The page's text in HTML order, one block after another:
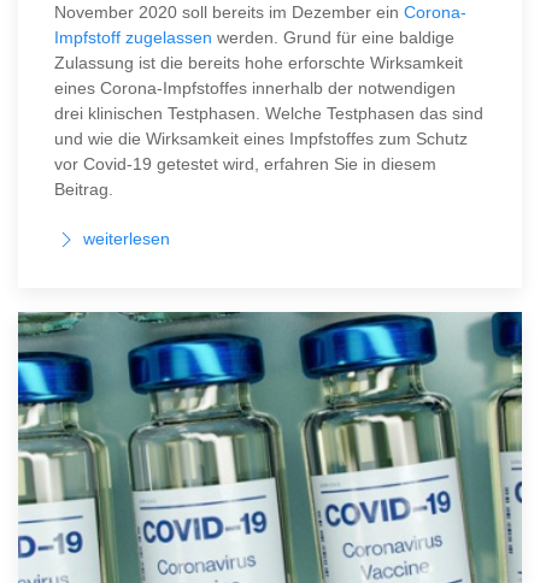
November 2020 soll bereits im Dezember ein Corona-
Impfstoff zugelassen werden. Grund für eine baldige
Zulassung ist die bereits hohe erforschte Wirksamkeit
eines Corona-Impfstoffes innerhalb der notwendigen
drei klinischen Testphasen. Welche Testphasen das sind
und wie die Wirksamkeit eines Impfstoffes zum Schutz
vor Covid-19 getestet wird, erfahren Sie in diesem
Beitrag.
weiterlesen